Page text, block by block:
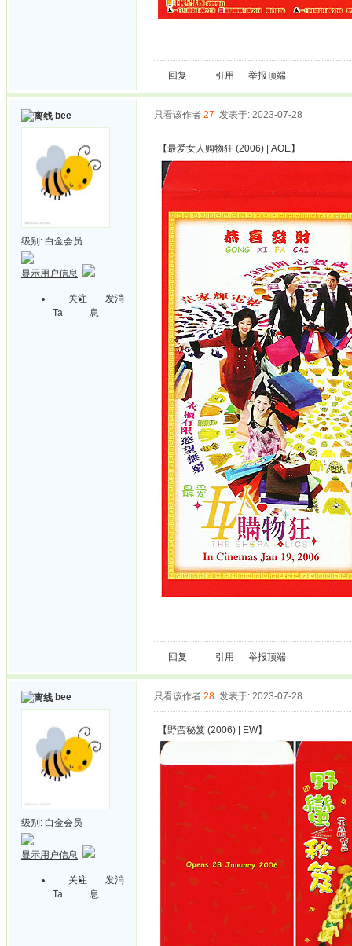
回复 引用 举报顶端
bee
级别: 白金会员
显示用户信息
关注
Ta
发消
息
只看该作者 27 发表于: 2023-07-28
【最爱女人购物狂 (2006) | AOE】
回复 引用 举报顶端
bee
级别: 白金会员
显示用户信息
关注
Ta
发消
息
只看该作者 28 发表于: 2023-07-28
【野蛮秘笈 (2006) | EW】